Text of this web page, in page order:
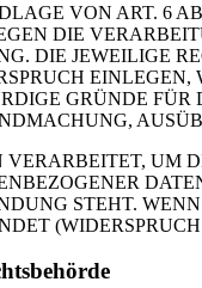
VON ART. 6
DIE
DIE JEWEILIGE
GRÜNDE
UM
STEHT.